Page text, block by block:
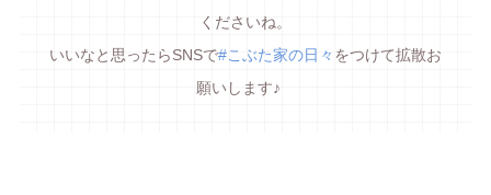
くださいね。
いいなと思ったらSNSで#こぶた家の日々 をつけて拡散お
願いします♪